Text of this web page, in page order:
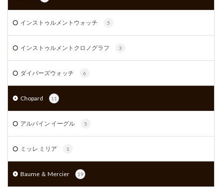
インストゥルメントウォッチ 5
インストゥルメントクロノグラフ 3
ダイバーズウォッチ 6
Chopard 11
アルパイン イーグル 5
ミッレ ミリア 1
Baume ＆ Mercier 19